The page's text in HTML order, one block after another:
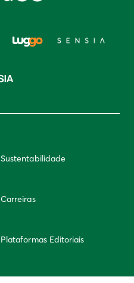
Sustentabilidade
Carreiras
Plataformas Editoriais
Integridade